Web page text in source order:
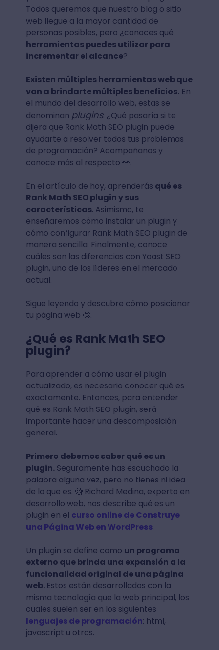
Todos queremos que nuestro blog o sitio
web llegue a la mayor cantidad de
personas posibles, pero ¿conoces qué
herramientas puedes utilizar para
incrementar el alcance?
Existen múltiples herramientas web que
van a brindarte múltiples beneficios.En
el mundo del desarrollo web, estas se
denominan plugins. ¿Qué pasaría si te
dijera que Rank Math SEO plugin puede
ayudarte a resolver todos tus problemas
de programación? Acompañanos y
conoce más al respecto 👀.
En el artículo de hoy, aprenderás qué es
Rank Math SEO plugin y sus
características. Asimismo, te
enseñaremos cómo instalar un plugin y
cómo configurar Rank Math SEO plugin de
manera sencilla. Finalmente, conoce
cuáles son las diferencias con Yoast SEO
plugin, uno de los líderes en el mercado
actual.
Sigue leyendo y descubre cómo posicionar
tu página web 🤩.
¿Qué es Rank Math SEO
plugin?
Para aprender a cómo usar el plugin
actualizado, es necesario conocer qué es
exactamente. Entonces, para entender
qué es Rank Math SEO plugin, será
importante hacer una descomposición
general.
Primero debemos saber qué es un
plugin.Seguramente has escuchado la
palabra alguna vez, pero no tienes ni idea
de lo que es. 🧐 Richard Medina, experto en
desarrollo web, nos describe qué es un
plugin en el curso online de Construye
una Página Web en WordPress.
Un plugin se define como un programa
externo que brinda una expansión a la
funcionalidad original de una página
web. Estos están desarrollados con la
misma tecnología que la web principal, los
cuales suelen ser en los siguientes
lenguajes de programación: html,
javascript u otros.